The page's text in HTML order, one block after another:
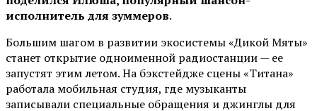
исполнитель для зуммеров.
Большим шагом в развитии экосистемы «Дикой Мяты»
станет открытие одноименной радиостанции — ее
запустят этим летом. На бэкстейдже сцены «Титана»
работала мобильная студия, где музыканты
записывали специальные обращения и джинглы для